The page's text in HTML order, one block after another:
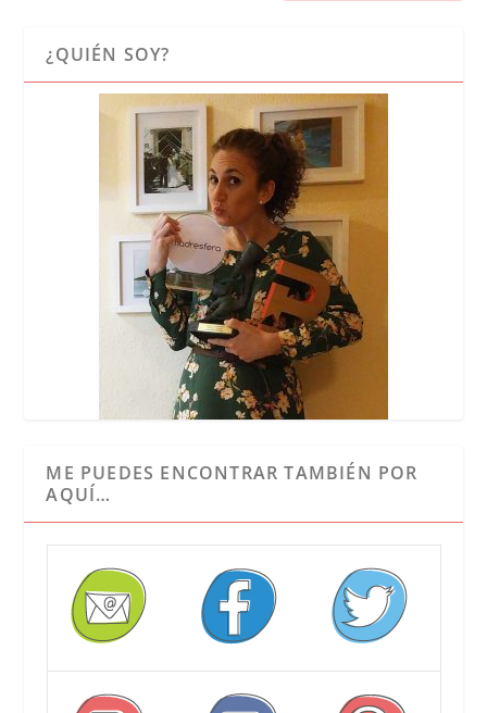
¿QUIÉN SOY?
ME PUEDES ENCONTRAR TAMBIÉN POR
AQUÍ…